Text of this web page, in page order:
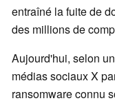
entraîné la fuite de
des millions de
Aujourd'hui, selon
médias sociaux X
ransomware connu